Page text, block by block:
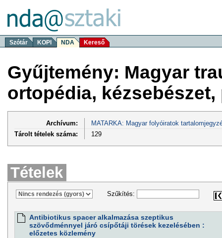
Szótár KOPI NDA Kereső
Gyűjtemény: Magyar
ortopédia,
Archívum:
MATARKA: Magyar folyóiratok
Tárolt tételek száma:
129
Tételek
Szűkítés:
Antibiotikus spacer alkalmazása szeptikus
szövődménnyel járó csípőtáji törések kezelésében :
előzetes közlemény